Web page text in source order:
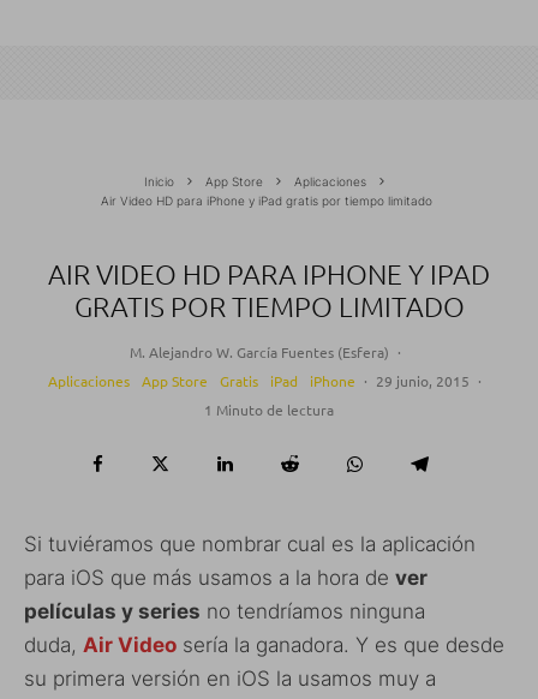
Inicio App Store
Aplicaciones
Air Video HD para iPhone y iPad gratis por tiempo limitado
AIR VIDEO HD PARA IPHONE Y IPAD
GRATIS POR TIEMPO LIMITADO
M. Alejandro W. García Fuentes (Esfera) ·
Aplicaciones
App Store Gratis iPad iPhone · 29 junio, 2015 ·
1 Minuto de lectura
Si tuviéramos que nombrar cual es la aplicación
para iOS que más usamos a la hora de ver
películas y series no tendríamos ninguna
duda, Air Video sería la ganadora. Y es que desde
su primera versión en iOS la usamos muy a